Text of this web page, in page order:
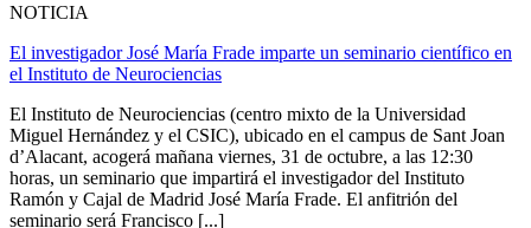
NOTICIA
El investigador José María Frade imparte un seminario científico en
el Instituto de Neurociencias
El Instituto de Neurociencias (centro mixto de la Universidad
Miguel Hernández y el CSIC), ubicado en el campus de Sant Joan
d’Alacant, acogerá mañana viernes, 31 de octubre, a las 12:30
horas, un seminario que impartirá el investigador del Instituto
Ramón y Cajal de Madrid José María Frade. El anfitrión del
seminario será Francisco [...]